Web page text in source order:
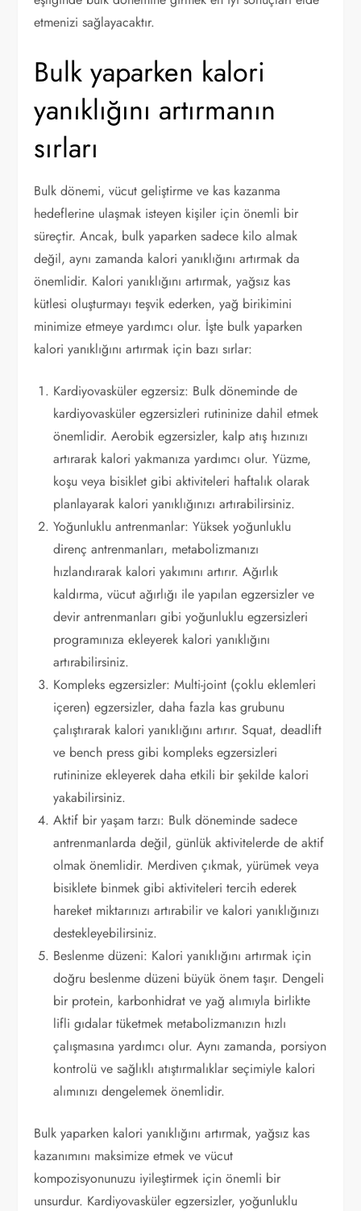
etmenizi sağlayacaktır.
Bulk yaparken kalori
yanıklığını artırmanın
sırları
Bulk dönemi, vücut geliştirme ve kas kazanma
hedeflerine ulaşmak isteyen kişiler için önemli bir
süreçtir. Ancak, bulk yaparken sadece kilo almak
değil, aynı zamanda kalori yanıklığını artırmak da
önemlidir. Kalori yanıklığını artırmak, yağsız kas
kütlesi oluşturmayı teşvik ederken, yağ birikimini
minimize etmeye yardımcı olur. İşte bulk yaparken
kalori yanıklığını artırmak için bazı sırlar:
Kardiyovasküler egzersiz: Bulk döneminde de
kardiyovasküler egzersizleri rutininize dahil etmek
önemlidir. Aerobik egzersizler, kalp atış hızınızı
artırarak kalori yakmanıza yardımcı olur. Yüzme,
koşu veya bisiklet gibi aktiviteleri haftalık olarak
planlayarak kalori yanıklığınızı artırabilirsiniz.
Yoğunluklu antrenmanlar: Yüksek yoğunluklu
direnç antrenmanları, metabolizmanızı
hızlandırarak kalori yakımını artırır. Ağırlık
kaldırma, vücut ağırlığı ile yapılan egzersizler ve
devir antrenmanları gibi yoğunluklu egzersizleri
programınıza ekleyerek kalori yanıklığını
artırabilirsiniz.
Kompleks egzersizler: Multi-joint (çoklu eklemleri
içeren) egzersizler, daha fazla kas grubunu
çalıştırarak kalori yanıklığını artırır. Squat, deadlift
ve bench press gibi kompleks egzersizleri
rutininize ekleyerek daha etkili bir şekilde kalori
yakabilirsiniz.
Aktif bir yaşam tarzı: Bulk döneminde sadece
antrenmanlarda değil, günlük aktivitelerde de aktif
olmak önemlidir. Merdiven çıkmak, yürümek veya
bisiklete binmek gibi aktiviteleri tercih ederek
hareket miktarınızı artırabilir ve kalori yanıklığınızı
destekleyebilirsiniz.
Beslenme düzeni: Kalori yanıklığını artırmak için
doğru beslenme düzeni büyük önem taşır. Dengeli
bir protein, karbonhidrat ve yağ alımıyla birlikte
lifli gıdalar tüketmek metabolizmanızın hızlı
çalışmasına yardımcı olur. Aynı zamanda, porsiyon
kontrolü ve sağlıklı atıştırmalıklar seçimiyle kalori
alımınızı dengelemek önemlidir.
Bulk yaparken kalori yanıklığını artırmak, yağsız kas
kazanımını maksimize etmek ve vücut
kompozisyonunuzu iyileştirmek için önemli bir
unsurdur. Kardiyovasküler egzersizler, yoğunluklu